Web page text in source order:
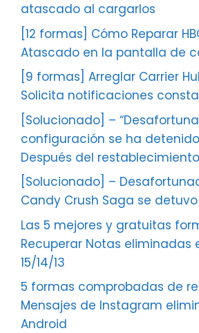
atascado al cargarlos
[12 formas] Cómo Reparar
Atascado en la pantalla de
[9 formas] Arreglar Carrier
Solicita notificaciones
[Solucionado] –
configuración se ha
Después del
[Solucionado] –
Candy Crush Saga se detuvo
Las 5 mejores y gratuitas
Recuperar Notas eliminadas
15/14/13
5 formas comprobadas de
Mensajes de Instagram
Android